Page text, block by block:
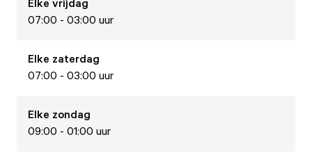
Elke vrijdag
07:00 - 03:00 uur
Elke zaterdag
07:00 - 03:00 uur
Elke zondag
09:00 - 01:00 uur